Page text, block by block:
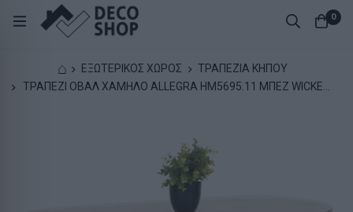
0
⌂ ΕΞΩΤΕΡΙΚΟΣ ΧΩΡΟΣ
ΤΡΑΠΕΖΙΑ ΚΗΠΟΥ
ΤΡΑΠΕΖΙ ΟΒΑΛ ΧΑΜΗΛΟ ALLEGRA HM5695.11 ΜΠΕΖ WICKER-